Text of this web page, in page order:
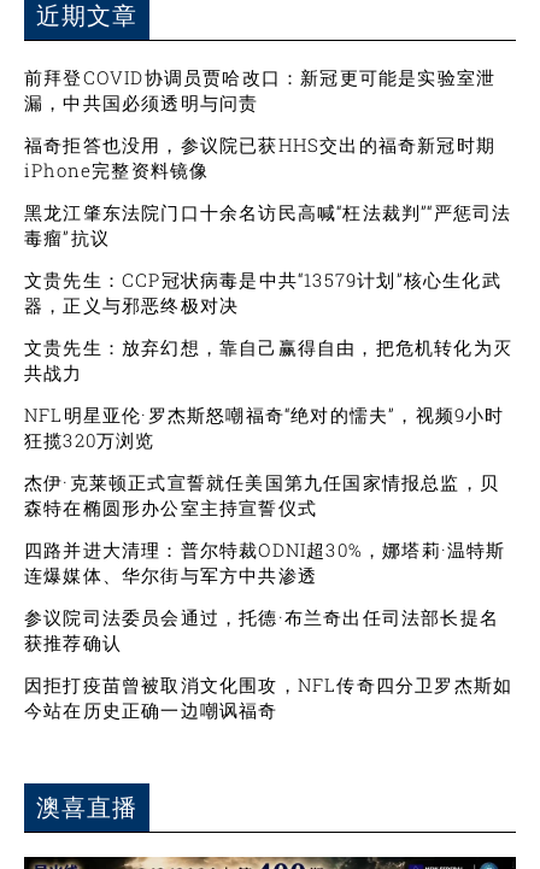
近期文章
前拜登COVID协调员贾哈改口：新冠更可能是实验室泄
漏，中共国必须透明与问责
福奇拒答也没用，参议院已获HHS交出的福奇新冠时期
iPhone完整资料镜像
黑龙江肇东法院门口十余名访民高喊“枉法裁判”“严惩司法
毒瘤”抗议
文贵先生：CCP冠状病毒是中共“13579计划”核心生化武
器，正义与邪恶终极对决
文贵先生：放弃幻想，靠自己赢得自由，把危机转化为灭
共战力
NFL明星亚伦·罗杰斯怒嘲福奇“绝对的懦夫”，视频9小时
狂揽320万浏览
杰伊·克莱顿正式宣誓就任美国第九任国家情报总监，贝
森特在椭圆形办公室主持宣誓仪式
四路并进大清理：普尔特裁ODNI超30%，娜塔莉·温特斯
连爆媒体、华尔街与军方中共渗透
参议院司法委员会通过，托德·布兰奇出任司法部长提名
获推荐确认
因拒打疫苗曾被取消文化围攻，NFL传奇四分卫罗杰斯如
今站在历史正确一边嘲讽福奇
澳喜直播